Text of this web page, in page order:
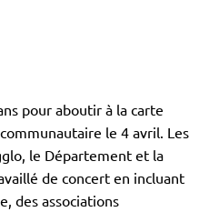
pour aboutir à la carte
le 4 avril. Les
le Département et la
de concert en incluant
des associations